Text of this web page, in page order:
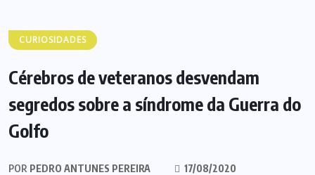
CURIOSIDADES
Cérebros de veteranos desvendam
segredos sobre a síndrome da Guerra do
Golfo
POR PEDRO ANTUNES PEREIRA
17/08/2020